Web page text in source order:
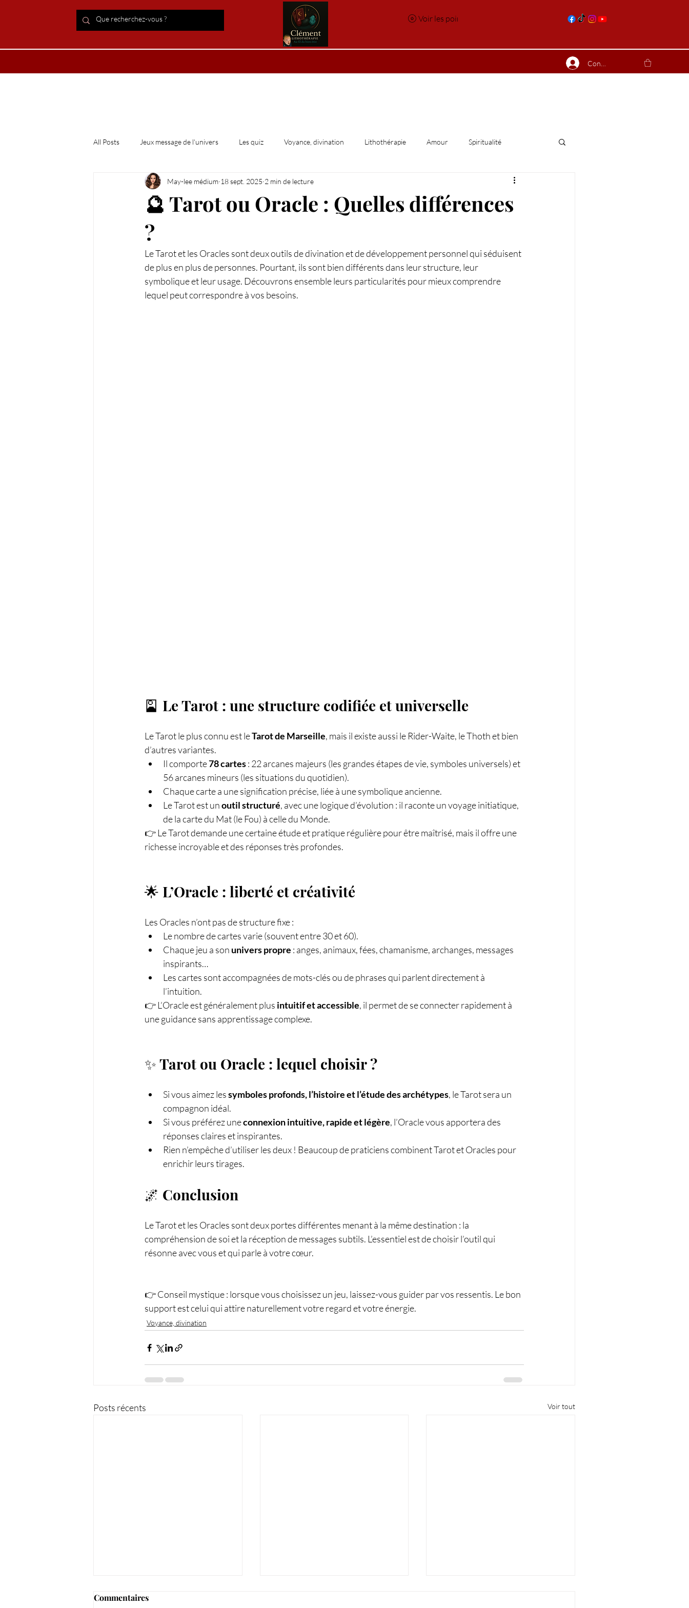
Voir les points
Connexion
All Posts Jeux message de l'univers Les quiz Voyance, divination Lithothérapie Amour Spiritualité
Astrologie chakras, énergétique
🔮 Tarot ou Oracle : Quelles différences
?
May-lee médium 18 sept. 2025 2 min de lecture
Le Tarot et les Oracles sont deux outils de divination et de développement personnel qui séduisent
de plus en plus de personnes. Pourtant, ils sont bien différents dans leur structure, leur
symbolique et leur usage. Découvrons ensemble leurs particularités pour mieux comprendre
lequel peut correspondre à vos besoins.
🎴 Le Tarot : une structure codifiée et universelle
Le Tarot le plus connu est le Tarot de Marseille, mais il existe aussi le Rider-Waite, le Thoth et bien
d’autres variantes.
Il comporte 78 cartes : 22 arcanes majeurs (les grandes étapes de vie, symboles universels) et
56 arcanes mineurs (les situations du quotidien).
Chaque carte a une signification précise, liée à une symbolique ancienne.
Le Tarot est un outil structuré, avec une logique d’évolution : il raconte un voyage initiatique,
de la carte du Mat (le Fou) à celle du Monde.
👉 Le Tarot demande une certaine étude et pratique régulière pour être maîtrisé, mais il offre une
richesse incroyable et des réponses très profondes.
🌟 L’Oracle : liberté et créativité
Les Oracles n’ont pas de structure fixe :
Le nombre de cartes varie (souvent entre 30 et 60).
Chaque jeu a son univers propre : anges, animaux, fées, chamanisme, archanges, messages
inspirants…
Les cartes sont accompagnées de mots-clés ou de phrases qui parlent directement à
l’intuition.
👉 L’Oracle est généralement plus intuitif et accessible, il permet de se connecter rapidement à
une guidance sans apprentissage complexe.
✨ Tarot ou Oracle : lequel choisir ?
Si vous aimez les symboles profonds, l’histoire et l’étude des archétypes, le Tarot sera un
compagnon idéal.
Si vous préférez une connexion intuitive, rapide et légère, l’Oracle vous apportera des
réponses claires et inspirantes.
Rien n’empêche d’utiliser les deux ! Beaucoup de praticiens combinent Tarot et Oracles pour
enrichir leurs tirages.
🌌 Conclusion
Le Tarot et les Oracles sont deux portes différentes menant à la même destination : la
compréhension de soi et la réception de messages subtils. L’essentiel est de choisir l’outil qui
résonne avec vous et qui parle à votre cœur.
👉 Conseil mystique : lorsque vous choisissez un jeu, laissez-vous guider par vos ressentis. Le bon
support est celui qui attire naturellement votre regard et votre énergie.
Voyance, divination
Posts récents Voir tout
Commentaires